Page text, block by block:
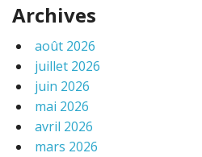
Archives
août 2026
juillet 2026
juin 2026
mai 2026
avril 2026
mars 2026